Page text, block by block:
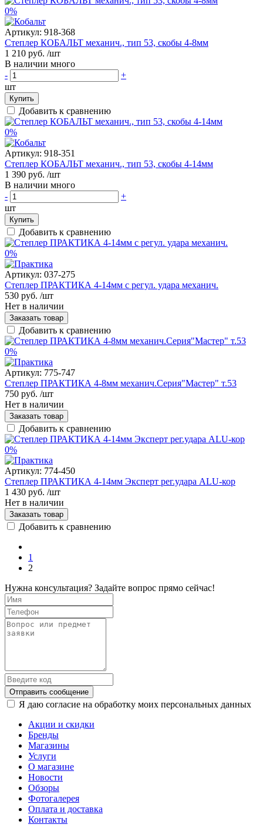
0%
Артикул: 918-368
Степлер КОБАЛЬТ механич., тип 53, скобы 4-8мм
1 210 руб. /шт
В наличии много
-
+
шт
Купить
Добавить к сравнению
0%
Артикул: 918-351
Степлер КОБАЛЬТ механич., тип 53, скобы 4-14мм
1 390 руб. /шт
В наличии много
-
+
шт
Купить
Добавить к сравнению
0%
Артикул: 037-275
Степлер ПРАКТИКА 4-14мм с регул. удара механич.
530 руб. /шт
Нет в наличии
Заказать товар
Добавить к сравнению
0%
Артикул: 775-747
Степлер ПРАКТИКА 4-8мм механич.Серия"Мастер" т.53
750 руб. /шт
Нет в наличии
Заказать товар
Добавить к сравнению
0%
Артикул: 774-450
Степлер ПРАКТИКА 4-14мм Эксперт рег.удара ALU-кор
1 430 руб. /шт
Нет в наличии
Заказать товар
Добавить к сравнению
1
2
Нужна консультация? Задайте вопрос прямо сейчас!
Отправить сообщение
Я даю согласие на обработку моих персональных данных
Акции и скидки
Бренды
Магазины
Услуги
О магазине
Новости
Обзоры
Фотогалерея
Оплата и доставка
Контакты